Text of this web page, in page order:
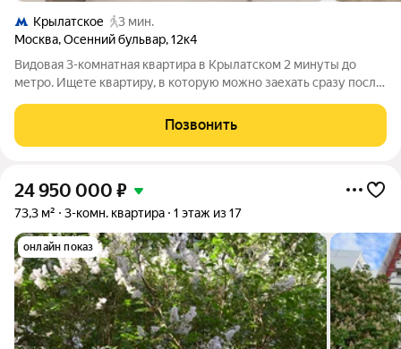
Крылатское
3 мин.
Москва,Осенний бульвар,12к4
Видовая 3-комнатная квартира в Крылатском 2 минуты до
метро. Ищете квартиру, в которую можно заехать сразу после
вашему вниманию просторную 3-комнатную квартиру в
одном из самых престижных и
Позвонить
24 950 000 ₽
73,3 м² 3-комн. квартира 1 этаж из 17
онлайн показ